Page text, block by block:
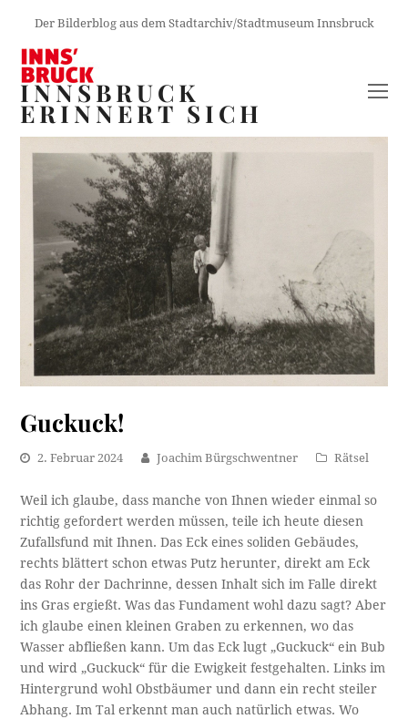
Der Bilderblog aus dem Stadtarchiv/Stadtmuseum Innsbruck
INNSBRUCK
ERINNERT SICH
Guckuck!
2. Februar 2024 Joachim Bürgschwentner Rätsel
Weil ich glaube, dass manche von Ihnen wieder einmal so
richtig gefordert werden müssen, teile ich heute diesen
Zufallsfund mit Ihnen. Das Eck eines soliden Gebäudes,
rechts blättert schon etwas Putz herunter, direkt am Eck
das Rohr der Dachrinne, dessen Inhalt sich im Falle direkt
ins Gras ergießt. Was das Fundament wohl dazu sagt? Aber
ich glaube einen kleinen Graben zu erkennen, wo das
Wasser abfließen kann. Um das Eck lugt „Guckuck“ ein Bub
und wird „Guckuck“ für die Ewigkeit festgehalten. Links im
Hintergrund wohl Obstbäumer und dann ein recht steiler
Abhang. Im Tal erkennt man auch natürlich etwas. Wo